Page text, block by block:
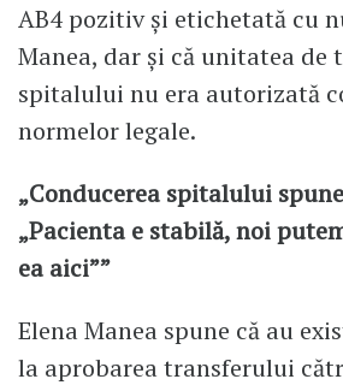
AB4 pozitiv și etichetată cu
Manea, dar și că unitatea de
spitalului nu era autorizată
normelor legale.
„Conducerea spitalului
„Pacienta e stabilă, noi
ea aici””
Elena Manea spune că au
la aprobarea transferului